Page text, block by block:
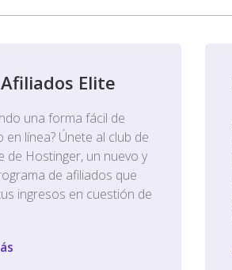
Elite
una forma fácil de
en línea? Únete al club de
de Hostinger, un nuevo y
de afiliados que
ingresos en cuestión de